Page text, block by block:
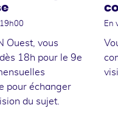
Ouest, vous
18h pour le 9e
pour échanger
du sujet.
En